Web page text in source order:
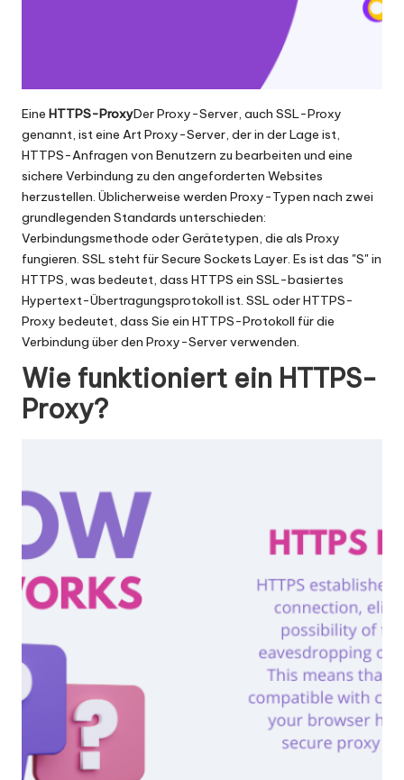
Eine HTTPS-ProxyDer Proxy-Server, auch SSL-Proxy
genannt, ist eine Art Proxy-Server, der in der Lage ist,
HTTPS-Anfragen von Benutzern zu bearbeiten und eine
sichere Verbindung zu den angeforderten Websites
herzustellen. Üblicherweise werden Proxy-Typen nach zwei
grundlegenden Standards unterschieden:
Verbindungsmethode oder Gerätetypen, die als Proxy
fungieren. SSL steht für Secure Sockets Layer. Es ist das "S" in
HTTPS, was bedeutet, dass HTTPS ein SSL-basiertes
Hypertext-Übertragungsprotokoll ist. SSL oder HTTPS-
Proxy bedeutet, dass Sie ein HTTPS-Protokoll für die
Verbindung über den Proxy-Server verwenden.
Wie funktioniert ein HTTPS-
Proxy?